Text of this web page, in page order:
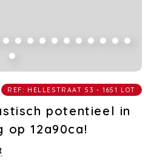
REF: HELLESTRAAT 53 - 1651 LOT
potentieel in
op 12a90ca!